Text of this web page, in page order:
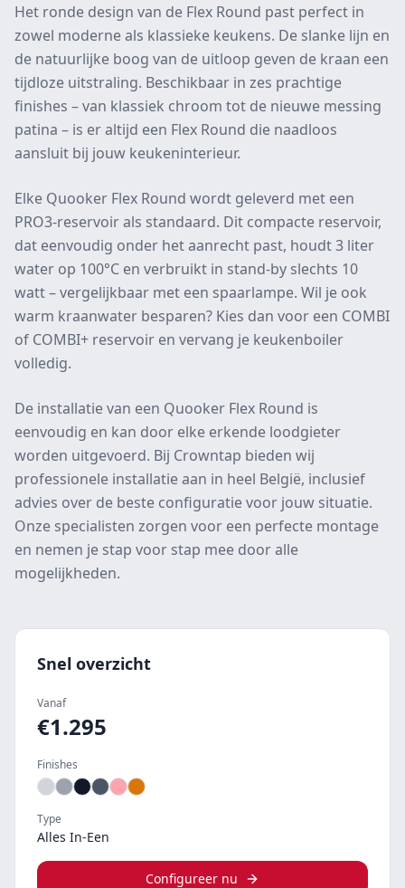
Het ronde design van de Flex Round past perfect in
zowel moderne als klassieke keukens. De slanke lijn en
de natuurlijke boog van de uitloop geven de kraan een
tijdloze uitstraling. Beschikbaar in zes prachtige
finishes – van klassiek chroom tot de nieuwe messing
patina – is er altijd een Flex Round die naadloos
aansluit bij jouw keukeninterieur.
Elke Quooker Flex Round wordt geleverd met een
PRO3-reservoir als standaard. Dit compacte reservoir,
dat eenvoudig onder het aanrecht past, houdt 3 liter
water op 100°C en verbruikt in stand-by slechts 10
watt – vergelijkbaar met een spaarlampe. Wil je ook
warm kraanwater besparen? Kies dan voor een COMBI
of COMBI+ reservoir en vervang je keukenboiler
volledig.
De installatie van een Quooker Flex Round is
eenvoudig en kan door elke erkende loodgieter
worden uitgevoerd. Bij Crowntap bieden wij
professionele installatie aan in heel België, inclusief
advies over de beste configuratie voor jouw situatie.
Onze specialisten zorgen voor een perfecte montage
en nemen je stap voor stap mee door alle
mogelijkheden.
Snel overzicht
Vanaf
€1.295
Finishes
Type
Alles In-Een
Configureer nu